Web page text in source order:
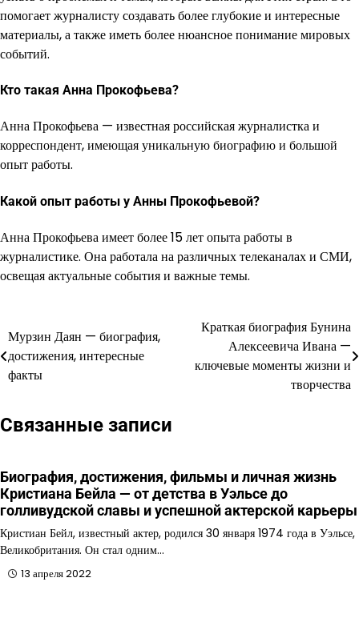
помогает журналисту создавать более глубокие и интересные
материалы, а также иметь более нюансное понимание мировых
событий.
Кто такая Анна Прокофьева?
Анна Прокофьева — известная российская журналистка и
корреспондент, имеющая уникальную биографию и большой
опыт работы.
Какой опыт работы у Анны Прокофьевой?
Анна Прокофьева имеет более 15 лет опыта работы в
журналистике. Она работала на различных телеканалах и СМИ,
освещая актуальные события и важные темы.
Навигация
по
записям
Мурзин Даян — биография,
достижения, интересные
факты
Краткая биография Бунина
Алексеевича Ивана —
ключевые моменты жизни и
творчества
Связанные записи
Биография, достижения, фильмы и личная жизнь
Кристиана Бейла — от детства в Уэльсе до
голливудской славы и успешной актерской карьеры
Кристиан Бейл, известный актер, родился 30 января 1974 года в Уэльсе,
Великобритания. Он стал одним…
13 апреля 2022